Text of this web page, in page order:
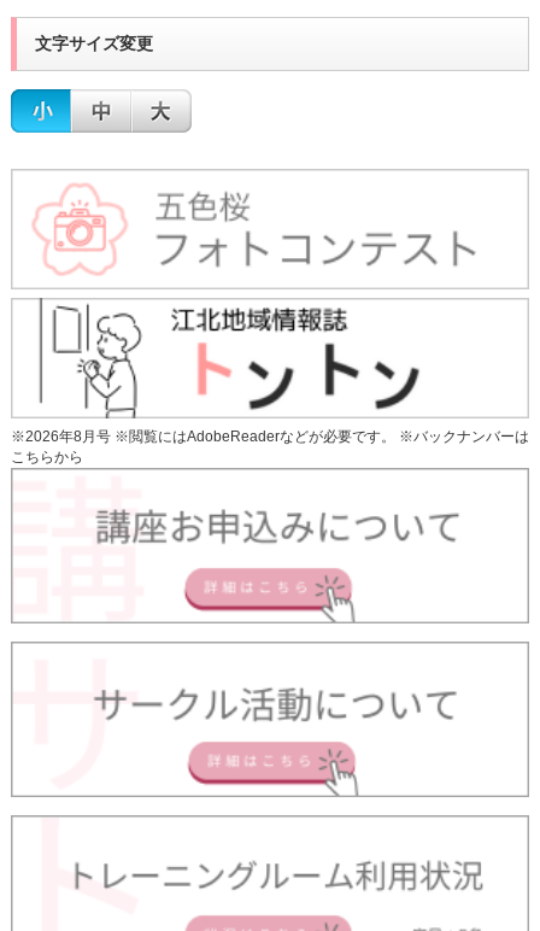
文字サイズ変更
※2026年8月号 ※閲覧にはAdobeReaderなどが必要です。 ※バックナンバーは
こちらから